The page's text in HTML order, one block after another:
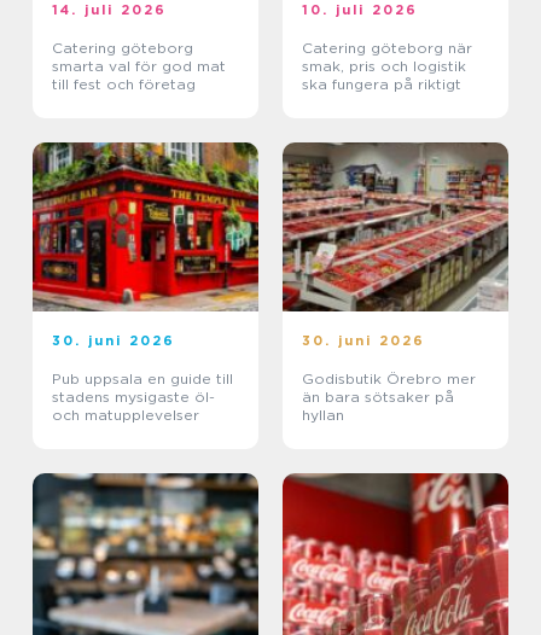
14. juli 2026
Catering göteborg
smarta val för god mat
till fest och företag
10. juli 2026
Catering göteborg när
smak, pris och logistik
ska fungera på riktigt
30. juni 2026
Pub uppsala en guide till
stadens mysigaste öl-
och matupplevelser
30. juni 2026
Godisbutik Örebro mer
än bara sötsaker på
hyllan